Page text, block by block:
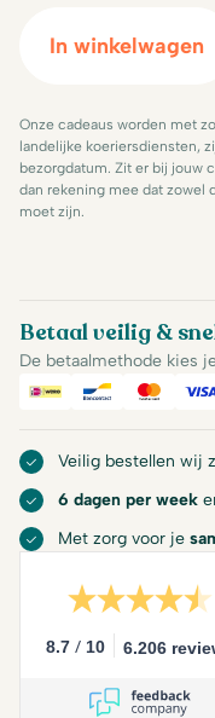
In winkelwagen
Onze cadeaus worden met
landelijke koeriersdiensten,
bezorgdatum. Zit er bij jouw
dan rekening mee dat zowel
moet zijn.
Betaal veilig &
De betaalmethode kies
iDeal Bancontact
Veilig bestellen wij
6 dagen per week
Met zorg voor je
8.7 / 10 6.206